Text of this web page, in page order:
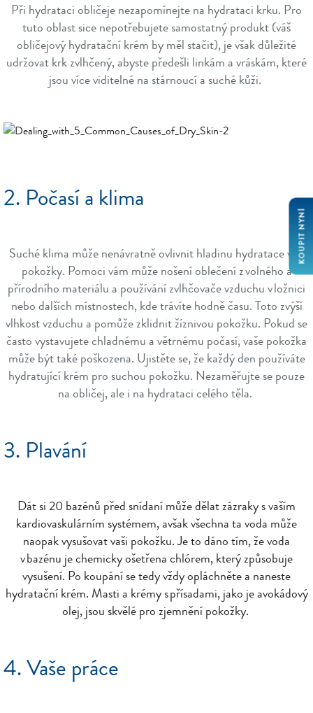
Při hydrataci obličeje nezapomínejte na hydrataci krku. Pro
tuto oblast sice nepotřebujete samostatný produkt (váš
obličejový hydratační krém by měl stačit), je však důležité
udržovat krk zvlhčený, abyste předešli linkám a vráskám, které
jsou více viditelné na stárnoucí a suché kůži.
2. Počasí a klima
Suché klima může nenávratně ovlivnit hladinu hydratace vaší
pokožky. Pomoci vám může nošení oblečení z volného a
přírodního materiálu a používání zvlhčovače vzduchu v ložnici
nebo dalších místnostech, kde trávíte hodně času. Toto zvýší
vlhkost vzduchu a pomůže zklidnit žíznivou pokožku. Pokud se
často vystavujete chladnému a větrnému počasí, vaše pokožka
může být také poškozena. Ujistěte se, že každý den používáte
hydratující krém pro suchou pokožku. Nezaměřujte se pouze
na obličej, ale i na hydrataci celého těla.
3. Plavání
Dát si 20 bazénů před snídaní může dělat zázraky s vaším
kardiovaskulárním systémem, avšak všechna ta voda může
naopak vysušovat vaši pokožku. Je to dáno tím, že voda
v bazénu je chemicky ošetřena chlórem, který způsobuje
vysušení. Po koupání se tedy vždy opláchněte a naneste
hydratační krém. Masti a krémy s přísadami, jako je avokádový
olej, jsou skvělé pro zjemnění pokožky.
4. Vaše práce
KOUPIT NYNÍ